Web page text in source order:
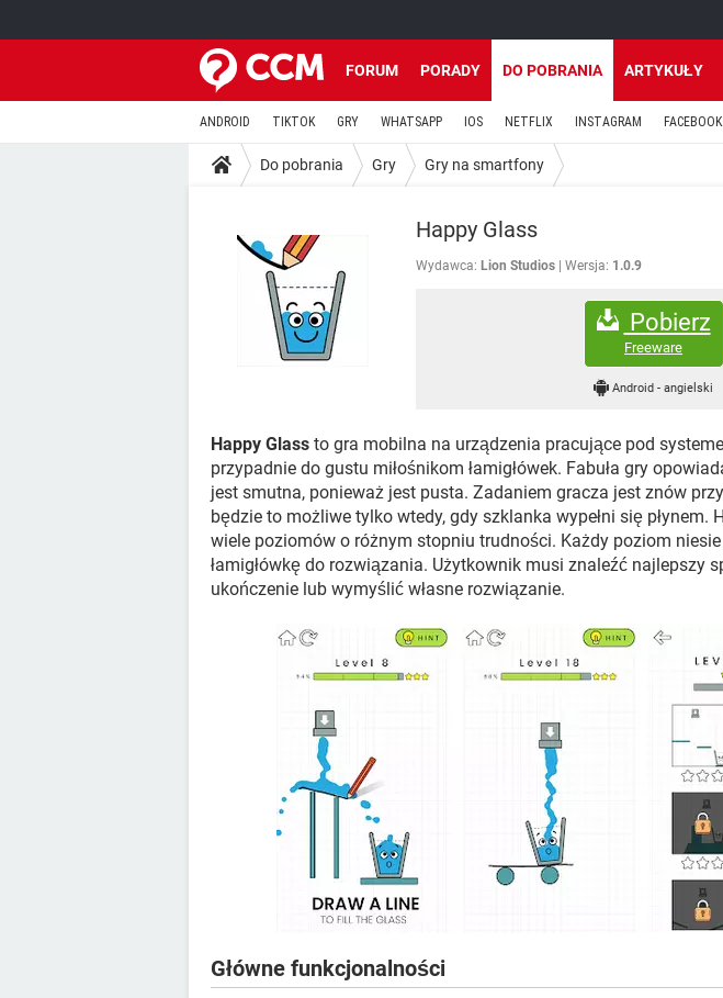
FORUM PORADY DO POBRANIA ARTYKUŁY
ANDROID TIKTOK GRY WHATSAPP IOS NETFLIX INSTAGRAM FACEBOOK
Do pobrania Gry Gry na smartfony
Happy Glass
Wydawca: Lion Studios Wersja: 1.0.9
Pobierz
Freeware
Android-angielski
Happy Glass to gra mobilna na urządzenia pracujące pod
przypadnie do gustu miłośnikom łamigłówek. Fabuła gry
jest smutna, ponieważ jest pusta. Zadaniem gracza jest znów
będzie to możliwe tylko wtedy, gdy szklanka wypełni się płynem.
wiele poziomów o różnym stopniu trudności. Każdy poziom
łamigłówkę do rozwiązania. Użytkownik musi znaleźć najlepszy
ukończenie lub wymyślić własne rozwiązanie.
Główne funkcjonalności